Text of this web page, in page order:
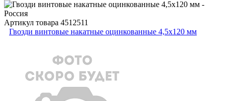
Артикул товара 4512511
Гвозди винтовые накатные оцинкованные 4,5x120 мм